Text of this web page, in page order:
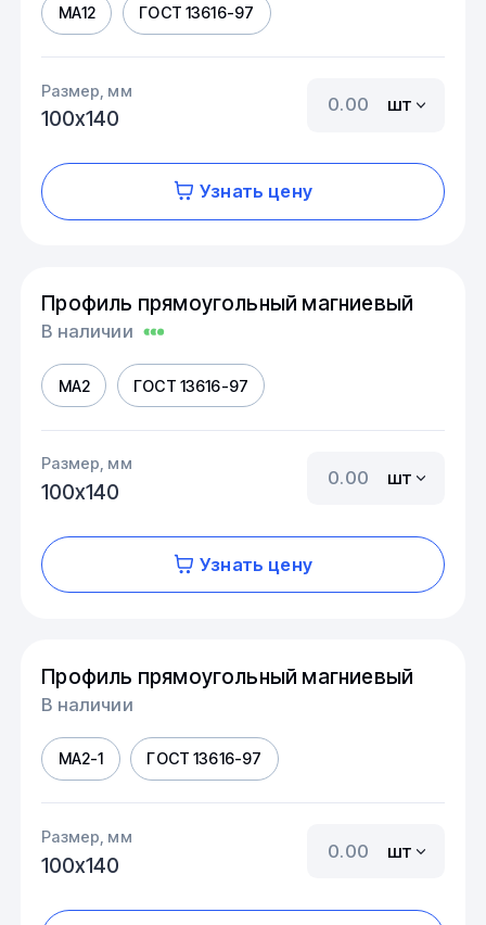
МА12 ГОСТ 13616-97
Размер, мм
100х140
шт
Узнать цену
Профиль прямоугольный магниевый
В наличии
МА2 ГОСТ 13616-97
Размер, мм
100х140
шт
Узнать цену
Профиль прямоугольный магниевый
В наличии
МА2-1 ГОСТ 13616-97
Размер, мм
100х140
шт